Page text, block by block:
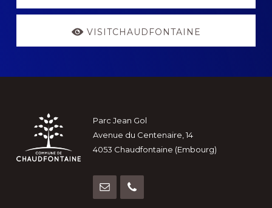
VISITCHAUDFONTAINE
Footer
Parc Jean Gol
Avenue du Centenaire, 14
4053 Chaudfontaine (Embourg)